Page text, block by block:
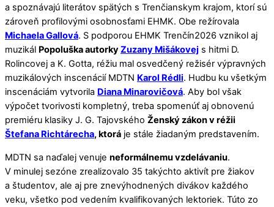
a spoznávajú literátov spätých s Trenčianskym krajom, ktorí sú
zároveň profilovými osobnosťami EHMK. Obe režírovala
Michaela Gallová. S podporou EHMK Trenčín2026 vznikol aj
muzikál Popoluška autorkyZuzany Mišákovej s hitmi D.
Rolincovej a K. Gotta, réžiu mal osvedčený režisér výpravných
muzikálových inscenácií MDTN Karol Rédli. Hudbu ku všetkým
inscenáciám vytvorila Diana Minarovičová. Aby bol však
výpočet tvorivosti kompletný, treba spomenúť aj obnovenú
premiéru klasiky J. G. Tajovského Ženský zákon v réžii
Štefana Richtárecha, ktorá je stále žiadaným predstavením.
MDTN sa naďalej venuje neformálnemu vzdelávaniu.
V minulej sezóne zrealizovalo 35 takýchto aktivít pre žiakov
a študentov, ale aj pre znevýhodnených divákov každého
veku, všetko pod vedením kvalifikovaných lektoriek. Túto zo